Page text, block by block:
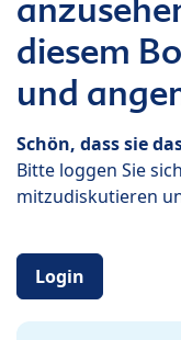
diesem
und
Schön, dass sie
Bitte loggen Sie
mitzudiskutieren
Login